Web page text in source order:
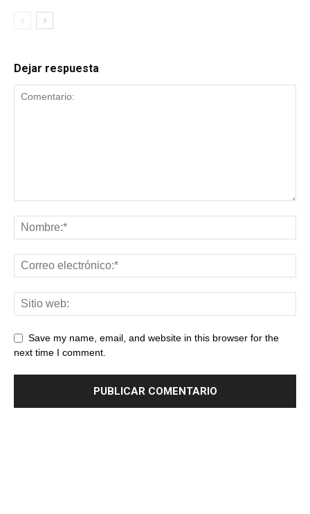
Dejar respuesta
Save my name, email, and website in this browser for the
next time I comment.